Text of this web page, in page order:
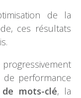
de la
ces résultats
performance
mots-clé, la